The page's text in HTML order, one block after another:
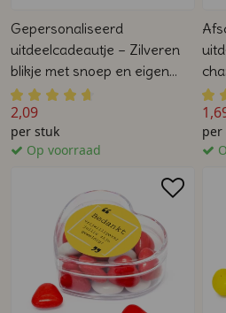
Gepersonaliseerd
uitdeelcadeautje – Zilveren
blikje met snoep en eigen
tekst/logo
2,09
per stuk
Op voorraad
per